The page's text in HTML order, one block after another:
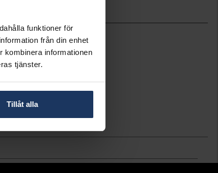
funktioner för
från din enhet
kombinera informationen
tjänster.
Tillåt alla
and Rose